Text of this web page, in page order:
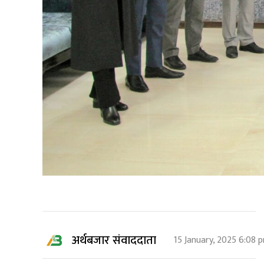
अर्थबजार संवाददाता 15 January, 2025 6:08